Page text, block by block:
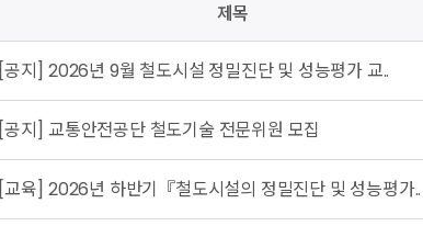
제목
[공지] 2026년 9월 철도시설 정밀진단 및 성능평가 교..
[공지] 교통안전공단 철도기술 전문위원 모집
[교육] 2026년 하반기『철도시설의 정밀진단 및 성능평가..